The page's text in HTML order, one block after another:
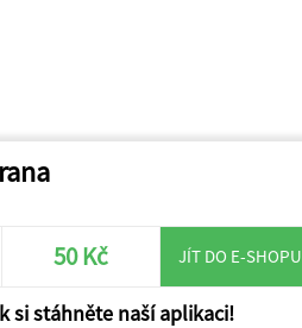
50 Kč JÍT DO E-SHOPU
si stáhněte naší aplikaci!